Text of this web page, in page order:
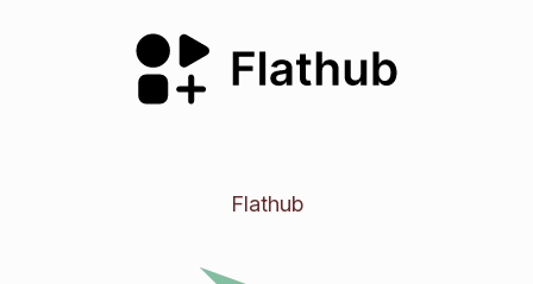
Flathub